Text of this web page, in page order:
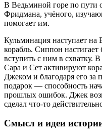
В Ведьминой горе по пути
Фридмана, учёного,
помогает им.
Кульминация наступает на
корабль. Сиппон
вступить с ним в схватку.
Сара и Сет активируют
Джеком и благодаря его
подарок — способность
прошлых ошибок. Джек
сделал что-то
Смысл и идеи